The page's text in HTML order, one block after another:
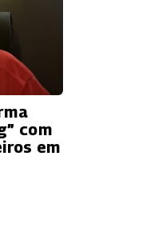
com
em